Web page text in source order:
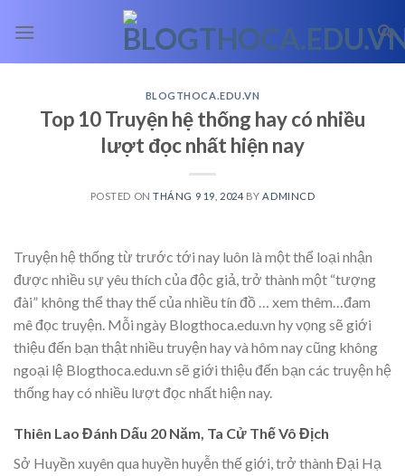
BLOGTHOCA.EDU.VN
Top 10 Truyện hệ thống hay có nhiều
lượt đọc nhất hiện nay
POSTED ONTHÁNG 9 19, 2024 BY ADMINCD
Truyện hệ thống từ trước tới nay luôn là một thể loại nhận
được nhiều sự yêu thích của độc giả, trở thành một “tượng
đài” không thể thay thế của nhiều tín đồ
… xem thêm… đam
mê đọc truyện. Mỗi ngày Blogthoca.edu.vn hy vọng sẽ giới
thiệu đến bạn thật nhiều truyện hay và hôm nay cũng không
ngoại lệ Blogthoca.edu.vn sẽ giới thiệu đến bạn các truyện hệ
thống hay có nhiều lượt đọc nhất hiện nay.
Thiên Lao Đánh Dấu 20 Năm, Ta Cử Thế Vô Địch
Sở Huyền xuyên qua huyền huyễn thế giới, trở thành Đại Hạ